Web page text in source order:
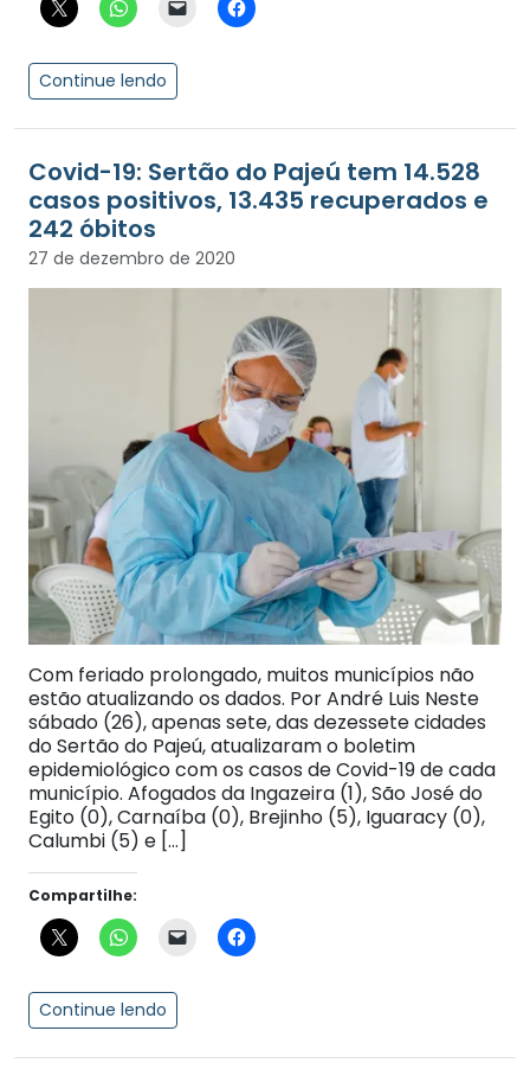
Continue lendo
Covid-19: Sertão do Pajeú tem 14.528
casos positivos, 13.435 recuperados e
242 óbitos
27 de dezembro de 2020
Com feriado prolongado, muitos municípios não
estão atualizando os dados. Por André Luis Neste
sábado (26), apenas sete, das dezessete cidades
do Sertão do Pajeú, atualizaram o boletim
epidemiológico com os casos de Covid-19 de cada
município. Afogados da Ingazeira (1), São José do
Egito (0), Carnaíba (0), Brejinho (5), Iguaracy (0),
Calumbi (5) e […]
Compartilhe:
Continue lendo